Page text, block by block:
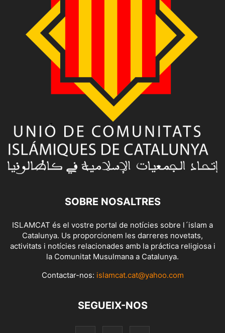
SOBRE NOSALTRES
ISLAMCAT és el vostre portal de notícies sobre l´islam a
Catalunya. Us proporcionem les darreres novetats,
activitats i notícies relacionades amb la práctica religiosa i
la Comunitat Musulmana a Catalunya.
Contactar-nos: islamcat.cat@yahoo.com
SEGUEIX-NOS